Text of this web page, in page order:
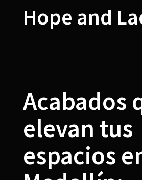
Hope and
Acabados
elevan tus
espacios